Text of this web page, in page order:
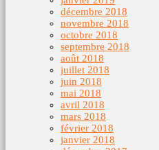
décembre 2018
novembre 2018
octobre 2018
septembre 2018
août 2018
juillet 2018
juin 2018
mai 2018
avril 2018
mars 2018
février 2018
janvier 2018